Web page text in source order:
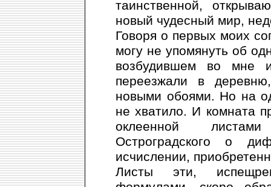
таинственной,
новый чудесный мир,
Говоря о первых моих
могу не упомянуть об
возбудившем во мне
переезжали в
новыми обоями. Но на
не хватило. И комната
оклеенной
Остроградского о
исчислении,
Листы эти,